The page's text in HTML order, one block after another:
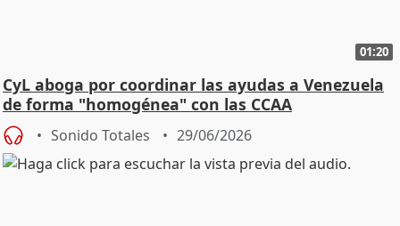
01:20
CyL aboga por coordinar las ayudas a Venezuela
de forma "homogénea" con las CCAA
Sonido Totales 29/06/2026